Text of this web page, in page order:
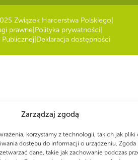
Zarządzaj zgodą
korzystamy z technologii, takich jak pliki
dostępu do informacji o urządzeniu. Zgoda
dane, takie jak zachowanie podczas
Związek Harcerstwa Polskiego
prawne Polityka prywatności
Deklaracja dostępności